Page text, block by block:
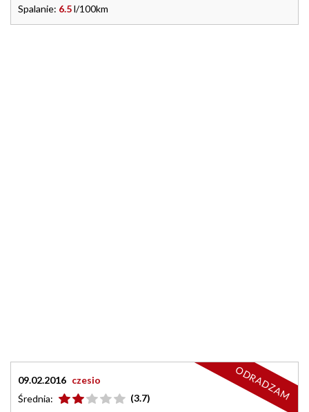
Spalanie: 6.5l/100km
09.02.2016 czesio
Średnia:
(3.7) ODRADZAM